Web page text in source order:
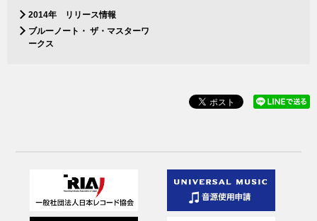
2014年 リリース情報
ブルーノート・ ザ・マスターワ
ークス